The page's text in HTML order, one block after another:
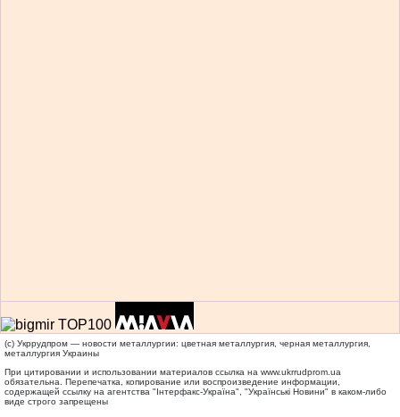
(c) Укррудпром — новости металлургии: цветная металлургия, черная металлургия,
металлургия Украины
При цитировании и использовании материалов ссылка на www.ukrrudprom.ua
обязательна. Перепечатка, копирование или воспроизведение информации,
содержащей ссылку на агентства "Iнтерфакс-Україна", "Українськi Новини" в каком-либо
виде строго запрещены